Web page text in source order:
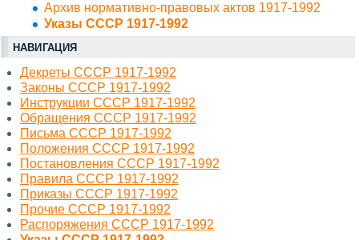
Архив нормативно-правовых актов 1917-1992
Указы СССР 1917-1992
НАВИГАЦИЯ
Декреты СССР 1917-1992
Законы СССР 1917-1992
Инструкции СССР 1917-1992
Обращения СССР 1917-1992
Письма СССР 1917-1992
Положения СССР 1917-1992
Постановления СССР 1917-1992
Правила СССР 1917-1992
Приказы СССР 1917-1992
Прочие СССР 1917-1992
Распоряжения СССР 1917-1992